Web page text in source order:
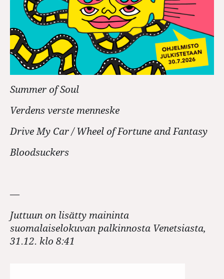
Summer of Soul
Verdens verste menneske
Drive My Car / Wheel of Fortune and Fantasy
Bloodsuckers
—
Juttuun on lisätty maininta
suomalaiselokuvan palkinnosta Venetsiasta,
31.12. klo 8:41